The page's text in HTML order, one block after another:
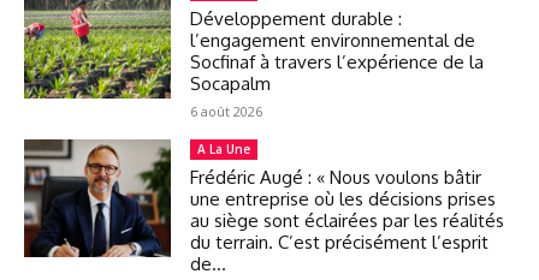
Développement durable :
l’engagement environnemental de
Socfinaf à travers l’expérience de la
Socapalm
6 août 2026
A La Une
Frédéric Augé : « Nous voulons bâtir
une entreprise où les décisions prises
au siège sont éclairées par les réalités
du terrain. C’est précisément l’esprit
de...